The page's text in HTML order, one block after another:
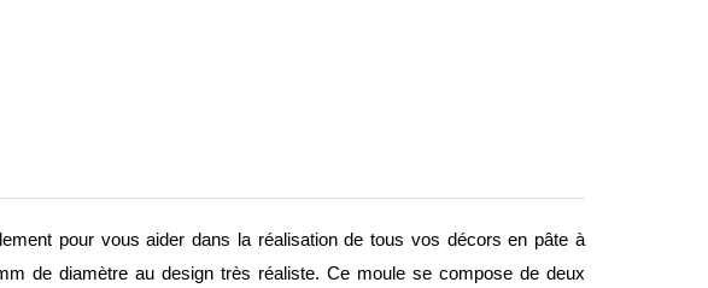
pour vous aider dans la réalisation de tous vos décors en pâte à
de diamètre au design très réaliste. Ce moule se compose de deux